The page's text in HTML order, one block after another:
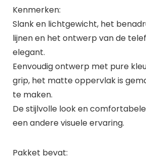
Kenmerken:
Slank en lichtgewicht, het
lijnen en het ontwerp van de
elegant.
Eenvoudig ontwerp met pure
grip, het matte oppervlak is
te maken.
De stijlvolle look en
een andere visuele ervaring.
Pakket bevat: